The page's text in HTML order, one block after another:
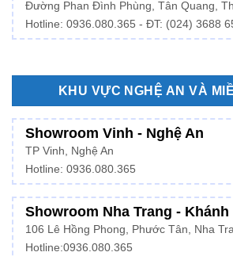
Đường Phan Đình Phùng, Tân Quang,
Hotline: 0936.080.365 - ĐT: (024) 3688
KHU VỰC NGHỆ AN VÀ
Showroom Vinh - Nghệ An
TP Vinh, Nghệ An
Hotline: 0936.080.365
Showroom Nha Trang - Khánh
106 Lê Hồng Phong, Phước Tân, Nha
Hotline:0936.080.365